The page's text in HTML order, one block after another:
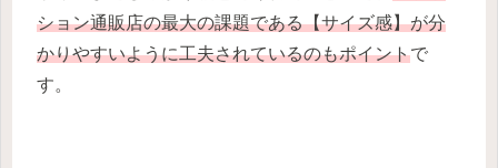
ション通販店の最大の課題である【サイズ感】が分
かりやすいように工夫されているのもポイントで
す。